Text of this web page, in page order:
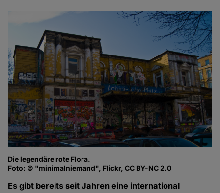
Die legendäre rote Flora.
Foto: © "minimalniemand", Flickr, CC BY-NC 2.0
Es gibt bereits seit Jahren eine international